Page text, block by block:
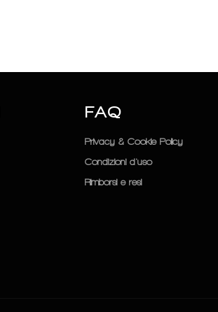
FAQ
Privacy & Cookie Policy
Condizioni d'uso
Rimborsi e resi